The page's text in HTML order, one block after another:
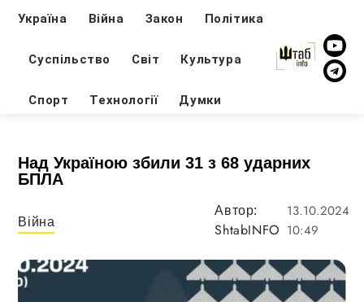
Україна Війна Закон Політика
Суспільство Світ Культура
Спорт Технології Думки
Над Україною збили 31 з 68 ударних
БПЛА
Війна
Автор:
ShtabINFO
13.10.2024
10:49